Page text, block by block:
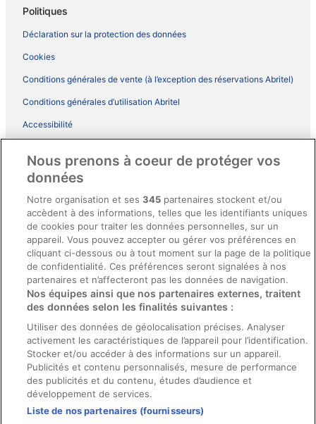
Politiques
Déclaration sur la protection des données
Cookies
Conditions générales de vente (à l’exception des réservations Abritel)
Conditions générales d’utilisation Abritel
Accessibilité
Conditions générales du programme BONUS+ d’ebookers
Directives de contenu et signalement de contenus
Aide
Soutien
Annuler votre réservation d’hôtel ou de propriété de vacances
Échéances de remboursement
Utiliser un coupon ebookers
Nous prenons à coeur de protéger vos
données
Notre organisation et ses345 partenaires stockent et/ou
accèdent à des informations, telles que les identifiants uniques
de cookies pour traiter les données personnelles, sur un
appareil. Vous pouvez accepter ou gérer vos préférences en
cliquant ci-dessous ou à tout moment sur la page de la politique
de confidentialité. Ces préférences seront signalées à nos
partenaires et n’affecteront pas les données de navigation.
Nos équipes ainsi que nos partenaires externes, traitent
des données selon les finalités suivantes :
Utiliser des données de géolocalisation précises. Analyser
activement les caractéristiques de l’appareil pour l’identification.
Stocker et/ou accéder à des informations sur un appareil.
Publicités et contenu personnalisés, mesure de performance
des publicités et du contenu, études d’audience et
développement de services.
Liste de nos partenaires (fournisseurs)